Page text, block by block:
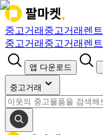
중고거래 중고거래 렌트
중고거래 중고거래 렌트
앱 다운로드
중고거래